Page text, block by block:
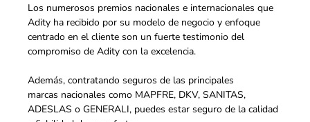
Los numerosos premios nacionales e internacionales que
Adity ha recibido por su modelo de negocio y enfoque
centrado en el cliente son un fuerte testimonio del
compromiso de Adity con la excelencia.
Además, contratando seguros de las principales
marcas nacionales como MAPFRE, DKV, SANITAS,
ADESLAS o GENERALI, puedes estar seguro de la calidad